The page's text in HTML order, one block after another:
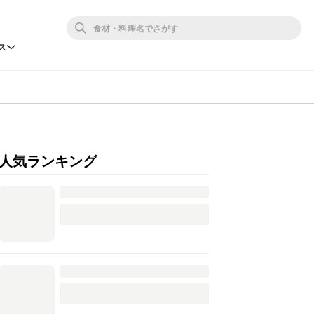
人気ランキング